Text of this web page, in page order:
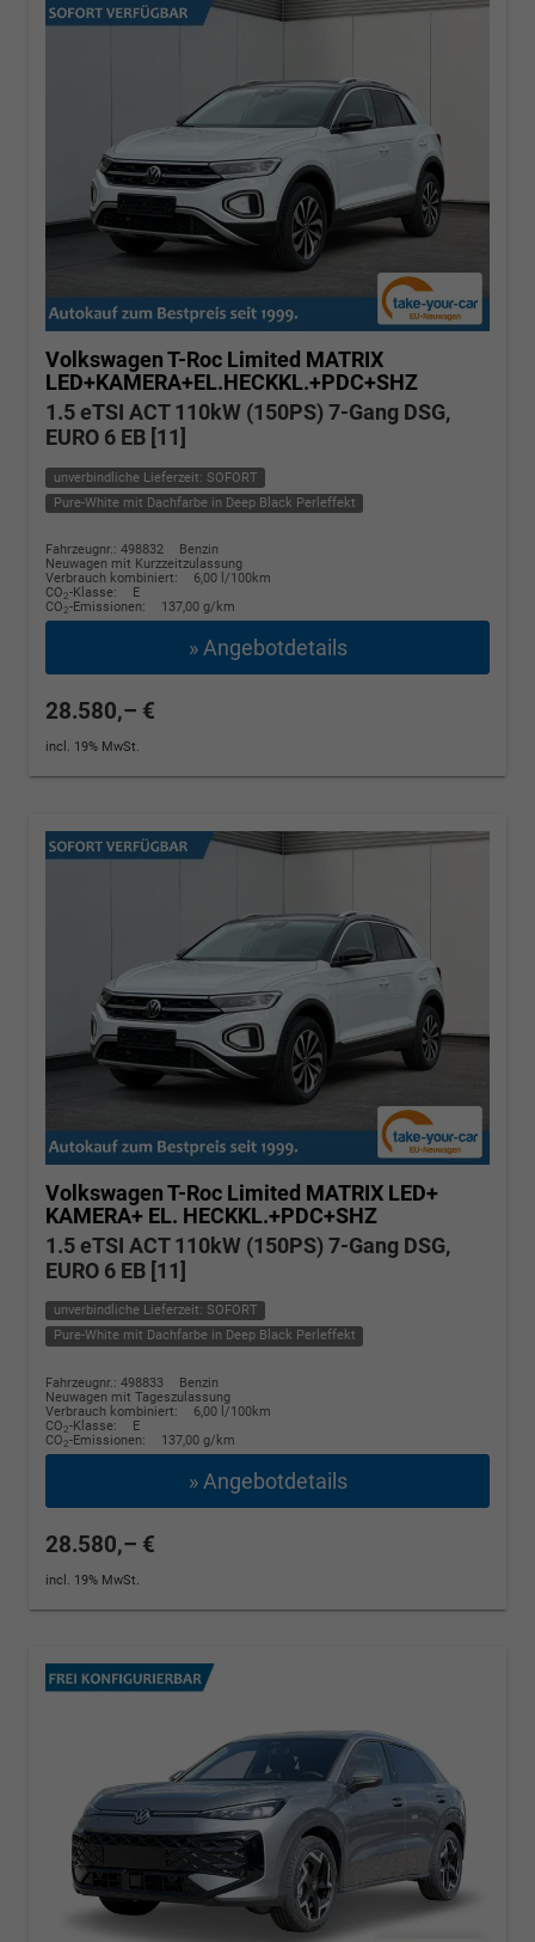
Volkswagen T-Roc Limited MATRIX
LED+KAMERA+EL.HECKKL.+PDC+SHZ
1.5 eTSI ACT 110kW (150PS) 7-Gang DSG,
EURO 6 EB [11]
unverbindliche Lieferzeit: SOFORT
Pure-White mit Dachfarbe in Deep Black Perleffekt
Fahrzeugnr.: 498832
Benzin
Neuwagen mit Kurzzeitzulassung
Verbrauch kombiniert:
6,00 l/100km
CO2-Klasse:
E
CO2-Emissionen: 137,00 g/km
» Angebotdetails
28.580,– €
incl. 19% MwSt.
Volkswagen T-Roc Limited MATRIX LED+
KAMERA+ EL. HECKKL.+PDC+SHZ
1.5 eTSI ACT 110kW (150PS) 7-Gang DSG,
EURO 6 EB [11]
unverbindliche Lieferzeit: SOFORT
Pure-White mit Dachfarbe in Deep Black Perleffekt
Fahrzeugnr.: 498833
Benzin
Neuwagen mit Tageszulassung
Verbrauch kombiniert:
6,00 l/100km
CO2-Klasse:
E
CO2-Emissionen: 137,00 g/km
» Angebotdetails
28.580,– €
incl. 19% MwSt.